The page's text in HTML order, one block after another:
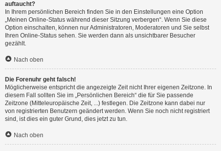
auftaucht?
In Ihrem persönlichen Bereich finden Sie in den Einstellungen eine Option
„Meinen Online-Status während dieser Sitzung verbergen“. Wenn Sie diese
Option einschalten, können nur Administratoren, Moderatoren und Sie selbst
Ihren Online-Status sehen. Sie werden dann als unsichtbarer Besucher
gezählt.
Nach oben
Die Forenuhr geht falsch!
Möglicherweise entspricht die angezeigte Zeit nicht Ihrer eigenen Zeitzone. In
diesem Fall sollten Sie im „Persönlichen Bereich“ die für Sie passende
Zeitzone (Mitteleuropäische Zeit, ...) festlegen. Die Zeitzone kann dabei nur
von registrierten Benutzern geändert werden. Wenn Sie noch nicht registriert
sind, ist dies ein guter Grund, dies jetzt zu tun.
Nach oben